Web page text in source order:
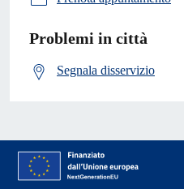
Problemi in città
Segnala disservizio